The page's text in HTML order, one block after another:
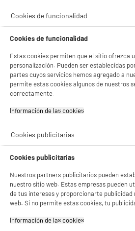
4.5/5(150)
compare_product
Nivel acústico :
199
Pago a
plazos
Criterios para elegir una
bolsa
Cuando se trata de elegir una aspiradora con
varios criterios para encontrar el modelo que mejor
exigencias. Las aspiradoras con bolsa ofrecen
rendimiento deaspiracióny una filtración de
Cookies de funcionalidad
Cookies de funcionalidad
Estas cookies permiten que el sitio ofrezca
personalización. Pueden ser establecidas
partes cuyos servicios hemos agregado a
permite estas cookies algunos de nuestros
correctamente.
Información de las cookies‎
Cookies publicitarias
Cookies publicitarias
Nuestros partners publicitarios pueden
nuestro sitio web. Estas empresas pueden
de tus intereses y proporcionarte
web. Si no permite estas cookies, tu
Información de las cookies‎